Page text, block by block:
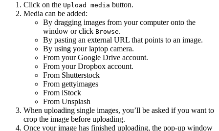
Click on the Upload media button.
Media can be added:
By dragging images from your computer onto the
window or click Browse.
By pasting an external URL that points to an image.
By using your laptop camera.
From your Google Drive account.
From your Dropbox account.
From Shutterstock
From gettyimages
From iStock
From Unsplash
When uploading single images, you’ll be asked if you want to
crop the image before uploading.
Once your image has finished uploading, the pop-up window